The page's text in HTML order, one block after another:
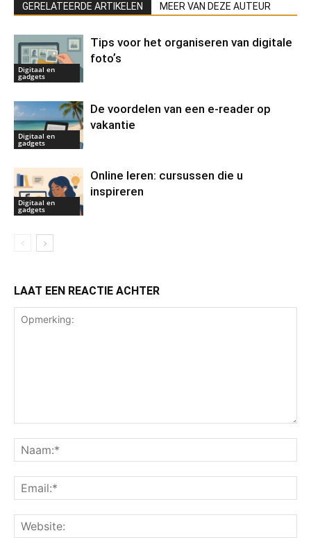
GERELATEERDE ARTIKELEN MEER VAN DEZE AUTEUR
Digitaal en
gadgets
Tips voor het organiseren van digitale
fotoʼs
Digitaal en
gadgets
De voordelen van een e-reader op
vakantie
Digitaal en
gadgets
Online leren: cursussen die u
inspireren
LAAT EEN REACTIE ACHTER